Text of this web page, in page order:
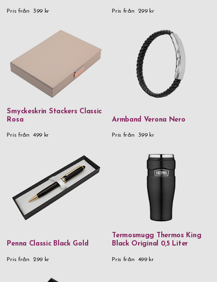
Aluminium
FSC-certifierad karboniserad bambu FSC®️-certified carbonized
Handgjort glas & trä
Läder & rostfritt stål
Metall & kristaller
Mässing
Rostfritt stål
Pris från 399 kr Pris från 299 kr
Smyckeskrin Stackers Classic
Rosa
Pris från 499 kr
Armband Verona Nero
Pris från 399 kr
Penna Classic Black Gold
Pris från 299 kr
Termosmugg Thermos King
Black Original 0,5 Liter
Pris från 499 kr